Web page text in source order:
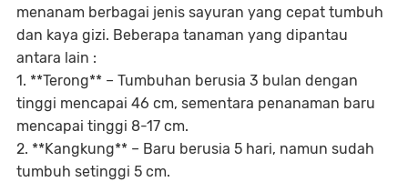
menanam berbagai jenis sayuran yang cepat tumbuh
dan kaya gizi. Beberapa tanaman yang dipantau
antara lain :
1. **Terong** – Tumbuhan berusia 3 bulan dengan
tinggi mencapai 46 cm, sementara penanaman baru
mencapai tinggi 8-17 cm.
2. **Kangkung** – Baru berusia 5 hari, namun sudah
tumbuh setinggi 5 cm.